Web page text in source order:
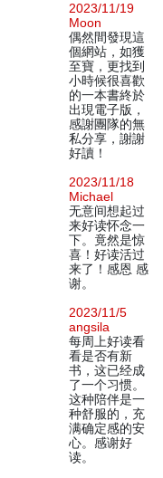
2023/11/19
Moon
偶然間發現這
個網站，如獲
至寶，更找到
小時候很喜歡
的一本書終於
出現電子版，
感謝團隊的無
私分享，謝謝
好讀！
2023/11/18
Michael
无意间想起过
来好读怀念一
下。竟然是惊
喜！好读活过
来了！感恩 感
谢。
2023/11/5
angsila
每周上好读看
看是否有新
书，这已经成
了一个习惯。
这种陪伴是一
种舒服的，充
满确定感的安
心。感谢好
读。